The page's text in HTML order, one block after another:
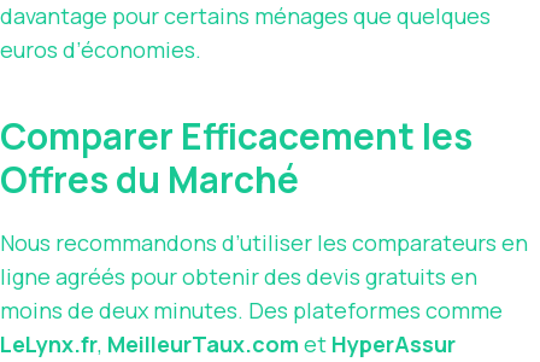
davantage pour certains ménages que quelques
euros d’économies.
Comparer Efficacement les
Offres du Marché
Nous recommandons d’utiliser les comparateurs en
ligne agréés pour obtenir des devis gratuits en
moins de deux minutes. Des plateformes comme
LeLynx.fr, MeilleurTaux.com et HyperAssur